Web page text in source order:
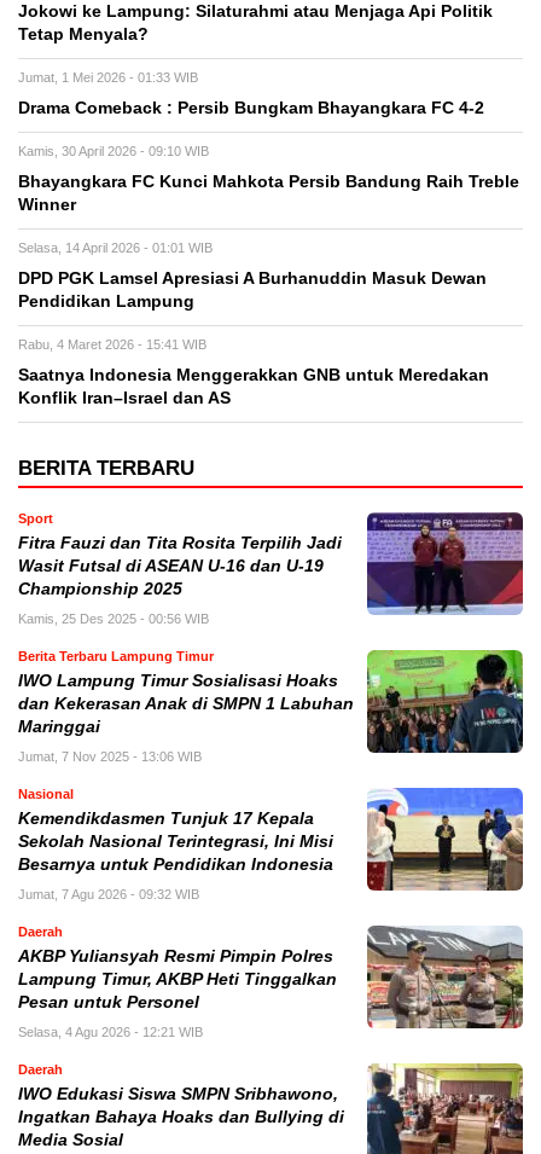
Jokowi ke Lampung: Silaturahmi atau Menjaga Api Politik
Tetap Menyala?
Jumat, 1 Mei 2026 - 01:33 WIB
Drama Comeback : Persib Bungkam Bhayangkara FC 4-2
Kamis, 30 April 2026 - 09:10 WIB
Bhayangkara FC Kunci Mahkota Persib Bandung Raih Treble
Winner
Selasa, 14 April 2026 - 01:01 WIB
DPD PGK Lamsel Apresiasi A Burhanuddin Masuk Dewan
Pendidikan Lampung
Rabu, 4 Maret 2026 - 15:41 WIB
Saatnya Indonesia Menggerakkan GNB untuk Meredakan
Konflik Iran–Israel dan AS
BERITA TERBARU
Sport
Fitra Fauzi dan Tita Rosita Terpilih Jadi
Wasit Futsal di ASEAN U-16 dan U-19
Championship 2025
Kamis, 25 Des 2025 - 00:56 WIB
Berita Terbaru Lampung Timur
IWO Lampung Timur Sosialisasi Hoaks
dan Kekerasan Anak di SMPN 1 Labuhan
Maringgai
Jumat, 7 Nov 2025 - 13:06 WIB
Nasional
Kemendikdasmen Tunjuk 17 Kepala
Sekolah Nasional Terintegrasi, Ini Misi
Besarnya untuk Pendidikan Indonesia
Jumat, 7 Agu 2026 - 09:32 WIB
Daerah
AKBP Yuliansyah Resmi Pimpin Polres
Lampung Timur, AKBP Heti Tinggalkan
Pesan untuk Personel
Selasa, 4 Agu 2026 - 12:21 WIB
Daerah
IWO Edukasi Siswa SMPN Sribhawono,
Ingatkan Bahaya Hoaks dan Bullying di
Media Sosial